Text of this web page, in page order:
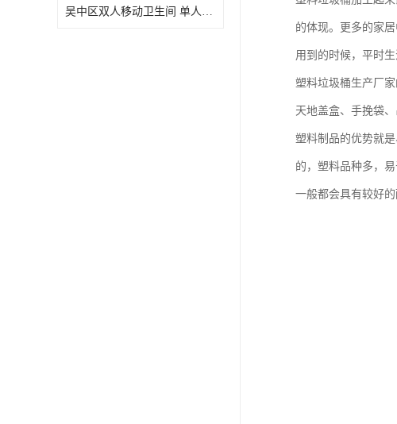
吴中区双人移动卫生间 单人厕所供应厂家
的体现。更多的家
用到的时候，平时
塑料垃圾桶生产厂
天地盖盒、手挽袋
塑料制品的优势就
的，塑料品种多，
一般都会具有较好